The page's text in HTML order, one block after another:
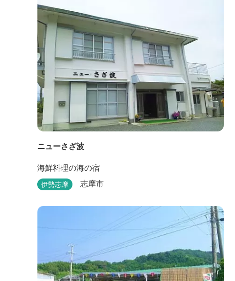
ニューさざ波
海鮮料理の海の宿
伊勢志摩 志摩市